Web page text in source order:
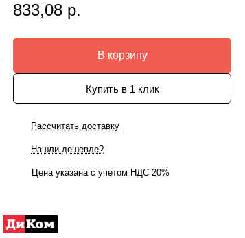
833,08 р.
В корзину
Купить в 1 клик
Рассчитать доставку
Нашли дешевле?
Цена указана с учетом НДС 20%